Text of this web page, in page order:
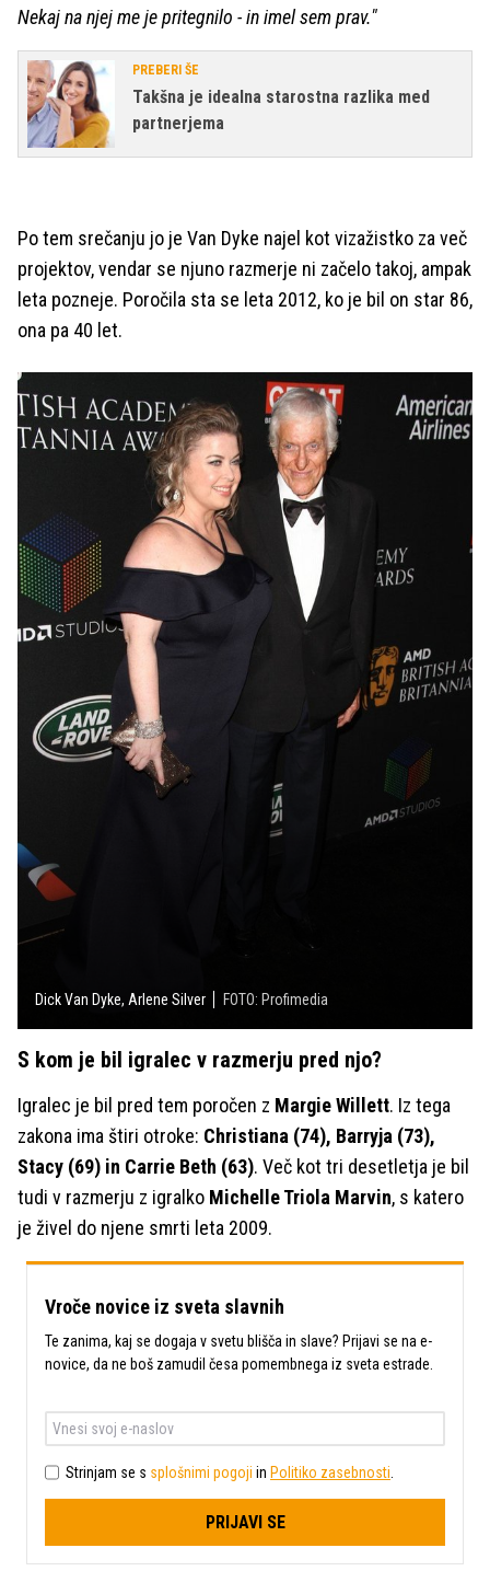
Nekaj na njej me je pritegnilo - in imel sem prav."
PREBERI ŠE
Takšna je idealna starostna razlika med
partnerjema
Po tem srečanju jo je Van Dyke najel kot vizažistko za več
projektov, vendar se njuno razmerje ni začelo takoj, ampak
leta pozneje. Poročila sta se leta 2012, ko je bil on star 86,
ona pa 40 let.
Dick Van Dyke, Arlene Silver FOTO: Profimedia
S kom je bil igralec v razmerju pred njo?
Igralec je bil pred tem poročen z Margie Willett. Iz tega
zakona ima štiri otroke: Christiana (74), Barryja (73),
Stacy (69) in Carrie Beth (63). Več kot tri desetletja je bil
tudi v razmerju z igralko Michelle Triola Marvin, s katero
je živel do njene smrti leta 2009.
Vroče novice iz sveta slavnih
Te zanima, kaj se dogaja v svetu blišča in slave? Prijavi se na e-
novice, da ne boš zamudil česa pomembnega iz sveta estrade.
Strinjam se s splošnimi pogoji in Politiko zasebnosti
PRIJAVI SE